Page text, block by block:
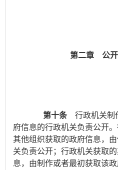
第二章 公开
第十条行政机关制
府信息的行政机关负责公开
其他组织获取的政府信息，
关负责公开；行政机关获取
息，由制作或者最初获取该